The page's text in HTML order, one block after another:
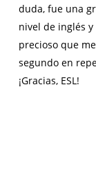
duda, fue una
nivel de inglés
precioso que
segundo en
¡Gracias, ESL!